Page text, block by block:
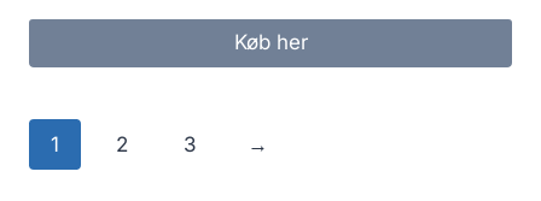
Køb her
1 2 3 →